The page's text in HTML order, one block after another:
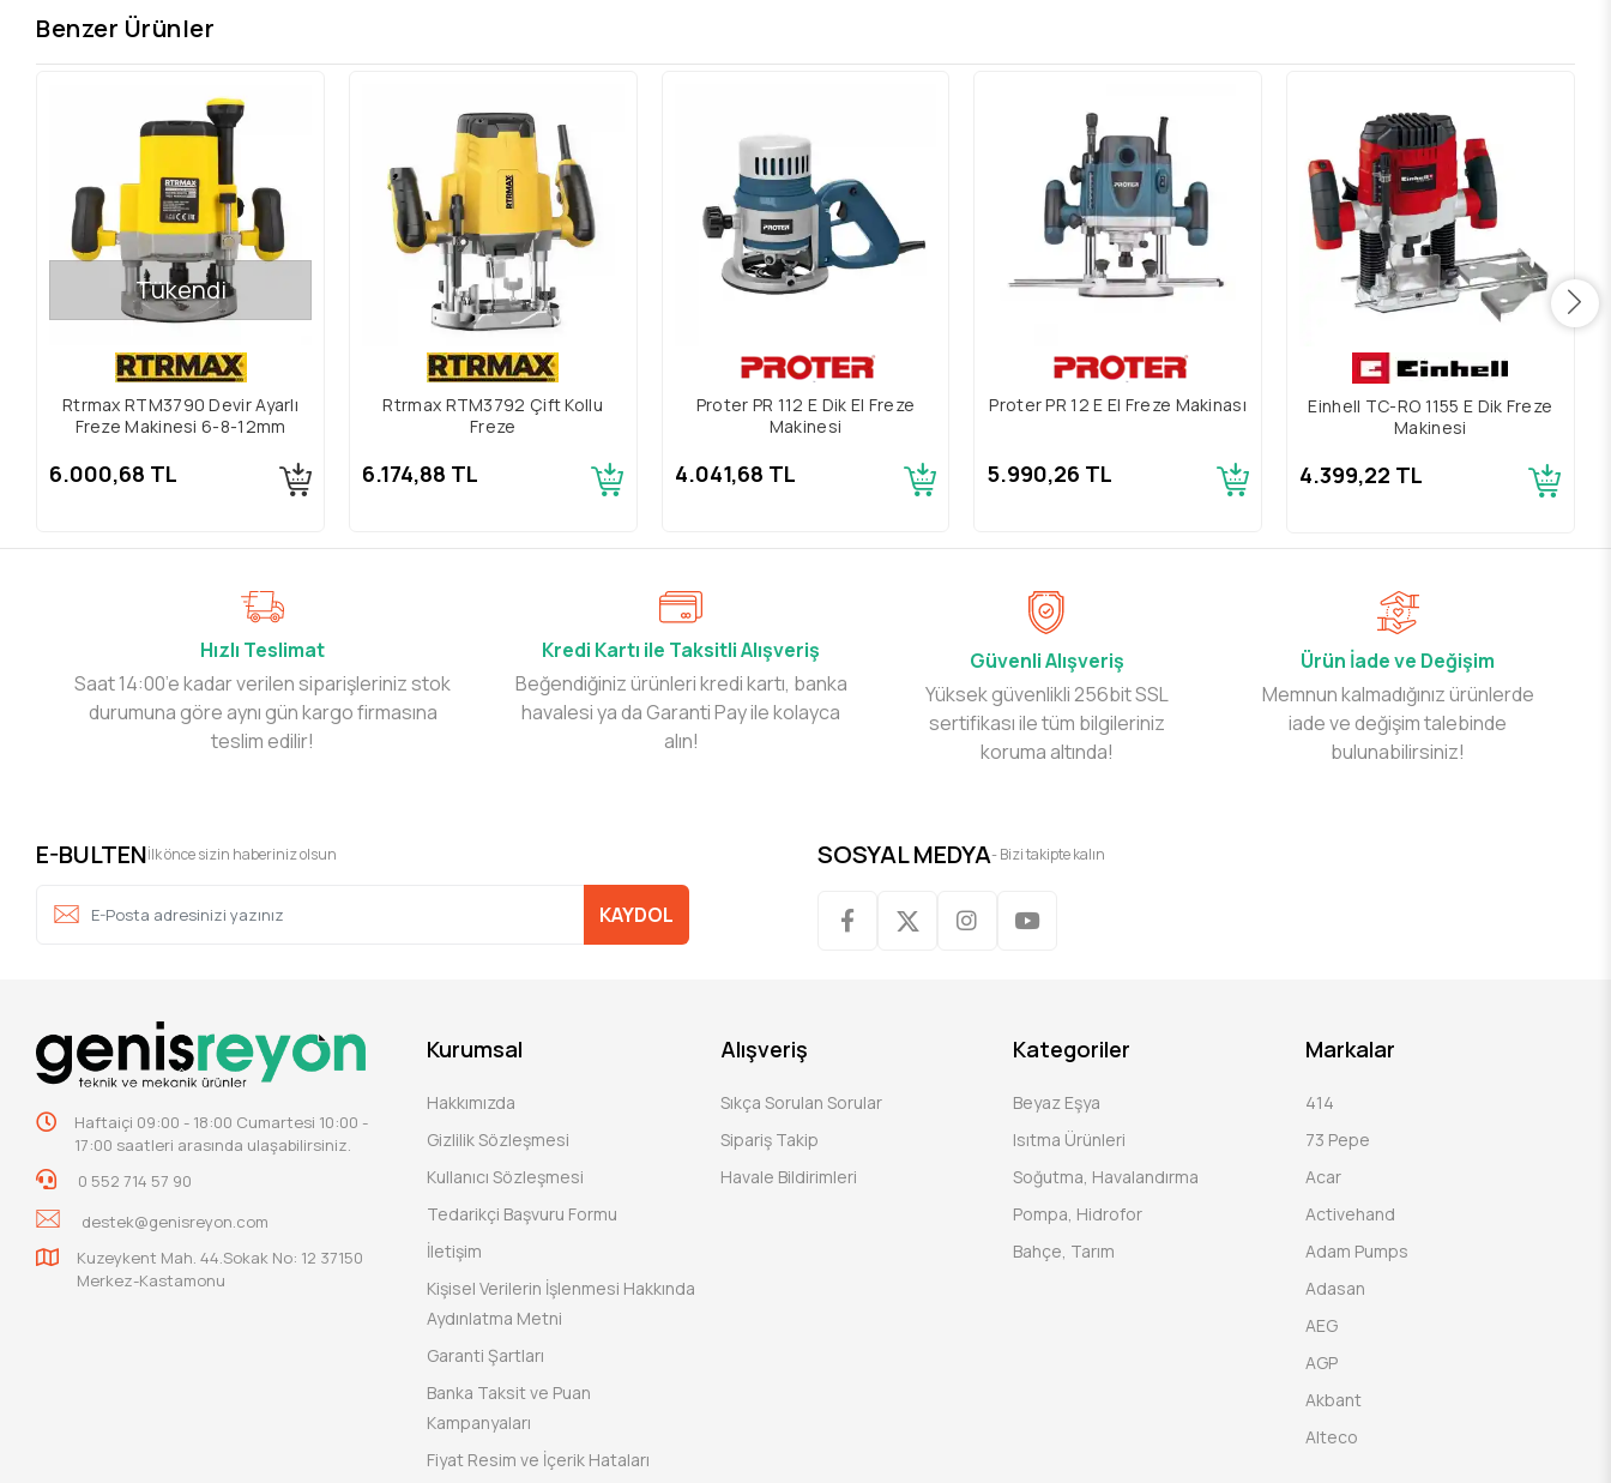
Benzer Ürünler
Tükendi
Rtrmax RTM3790 Devir Ayarlı
Freze Makinesi 6-8-12mm
6.000,68 TL
Rtrmax RTM3792 Çift Kollu
Freze
6.174,88 TL
Proter PR 112 E Dik El Freze
Makinesi
4.041,68 TL
Proter PR 12 E El Freze Makinası
5.990,26 TL
Einhell TC-RO 1155 E Dik Freze
Makinesi
4.399,22 TL
Hızlı Teslimat
Saat 14:00’e kadar verilen siparişleriniz stok
durumuna göre aynı gün kargo firmasına
teslim edilir!
Kredi Kartı ile Taksitli Alışveriş
Beğendiğiniz ürünleri kredi kartı, banka
havalesi ya da Garanti Pay ile kolayca
alın!
Güvenli Alışveriş
Yüksek güvenlikli 256bit SSL
sertifikası ile tüm bilgileriniz
koruma altında!
Ürün İade ve Değişim
Memnun kalmadığınız ürünlerde
iade ve değişim talebinde
bulunabilirsiniz!
E-BULTENİlk önce sizin haberiniz olsun
KAYDOL
SOSYAL MEDYA- Bizi takipte kalın
Haftaiçi 09:00 - 18:00 Cumartesi 10:00 -
17:00 saatleri arasında ulaşabilirsiniz.
0 552 714 57 90
destek@genisreyon.com
Kuzeykent Mah. 44.Sokak No: 12 37150
Merkez-Kastamonu
Kurumsal
Hakkımızda
Gizlilik Sözleşmesi
Kullanıcı Sözleşmesi
Tedarikçi Başvuru Formu
İletişim
Kişisel Verilerin İşlenmesi Hakkında
Aydınlatma Metni
Garanti Şartları
Banka Taksit ve Puan
Kampanyaları
Fiyat Resim ve İçerik Hataları
Alışveriş
Sıkça Sorulan Sorular
Sipariş Takip
Havale Bildirimleri
Kategoriler
Beyaz Eşya
Isıtma Ürünleri
Soğutma, Havalandırma
Pompa, Hidrofor
Bahçe, Tarım
Markalar
414
73 Pepe
Acar
Activehand
Adam Pumps
Adasan
AEG
AGP
Akbant
Alteco